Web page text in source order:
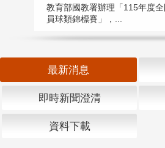
教育部國教署辦理「115年度
員球類錦標賽」，...
最新消息
即時新聞澄清
資料下載